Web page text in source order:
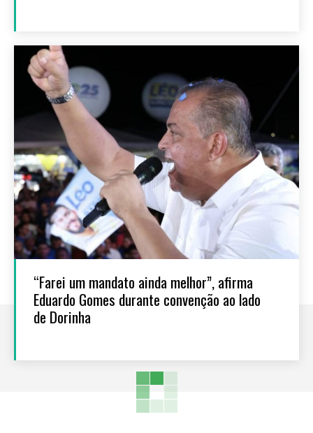
“Farei um mandato ainda melhor”, afirma
Eduardo Gomes durante convenção ao lado
de Dorinha